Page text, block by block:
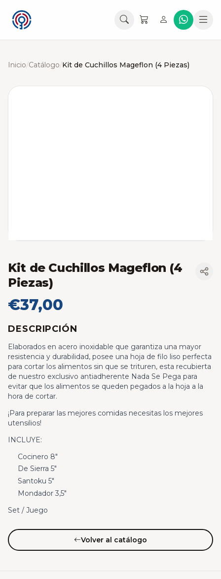
Inicio/Catálogo/Kit de Cuchillos Mageflon (4 Piezas)
Kit de Cuchillos Mageflon (4
Piezas)
€37,00
DESCRIPCIÓN
Elaborados en acero inoxidable que garantiza una mayor
resistencia y durabilidad, posee una hoja de filo liso perfecta
para cortar los alimentos sin que se trituren, esta recubierta
de nuestro exclusivo antiadherente Nada Se Pega para
evitar que los alimentos se queden pegados a la hoja a la
hora de cortar.
¡Para preparar las mejores comidas necesitas los mejores
utensilios!
INCLUYE:
Cocinero 8″
De Sierra 5″
Santoku 5″
Mondador 3,5″
Set / Juego
Volver al catálogo